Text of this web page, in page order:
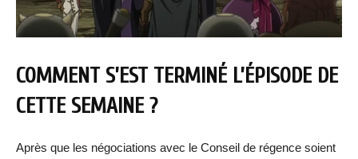
COMMENT S’EST TERMINÉ L’ÉPISODE DE
CETTE SEMAINE ?
Après que les négociations avec le Conseil de régence soient